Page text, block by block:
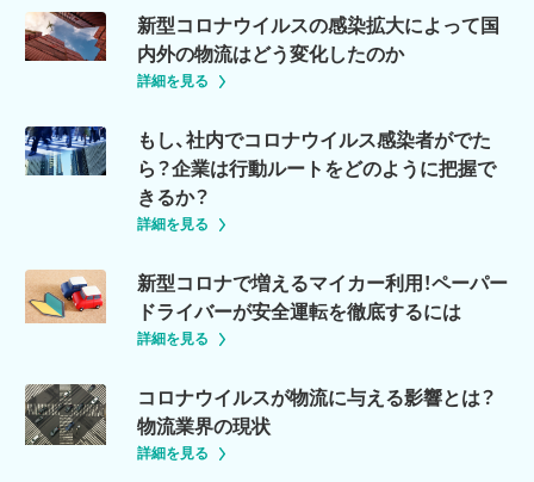
新型コロナウイルスの感染拡大によって国
内外の物流はどう変化したのか
詳細を見る
もし、社内でコロナウイルス感染者がでた
ら？企業は行動ルートをどのように把握で
きるか？
詳細を見る
新型コロナで増えるマイカー利用！ペーパー
ドライバーが安全運転を徹底するには
詳細を見る
コロナウイルスが物流に与える影響とは？
物流業界の現状
詳細を見る